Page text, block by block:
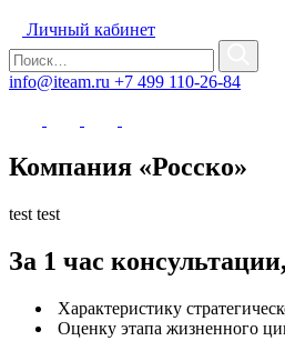
Личный кабинет
info@iteam.ru +7 499 110-26-84
Компания «Росско»
test test
За 1 час
Характеристику
Оценку этапа жизненного